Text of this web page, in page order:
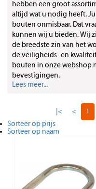
hebben een groot
altijd wat u nodig heeft.
bouten onmisbaar. Dat
kunnen wij u bieden. Wij
de breedste zin van het
de veiligheids- en
bouten in onze webshop
bevestigingen.
Lees meer...
|< < 1
Sorteer op prijs
Sorteer op naam